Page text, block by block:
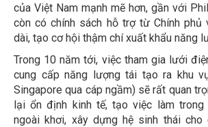
của Việt Nam mạnh mẽ hơn, gần với
còn có chính sách hỗ trợ từ Chính phủ
dài, tạo cơ hội thậm chí xuất khẩu năng
Trong 10 năm tới, việc tham gia lưới
cung cấp năng lượng tái tạo ra khu
Singapore qua cáp ngầm) sẽ rất quan
lại ổn định kinh tế, tạo việc làm
ngoài khơi, xây dựng hệ sinh thái cho